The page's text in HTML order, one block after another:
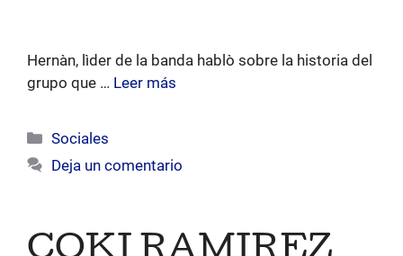
Hernàn, lìder de la banda hablò sobre la historia del
grupo que … Leer más
Categorías
Sociales
Deja un comentario